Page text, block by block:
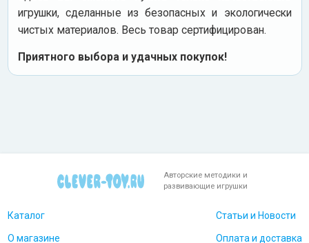
игрушки, сделанные из безопасных и экологически
чистых материалов. Весь товар сертифицирован.
Приятного выбора и удачных покупок!
Авторские методики и
развивающие игрушки
Каталог
О магазине
Статьи и Новости
Оплата и доставка